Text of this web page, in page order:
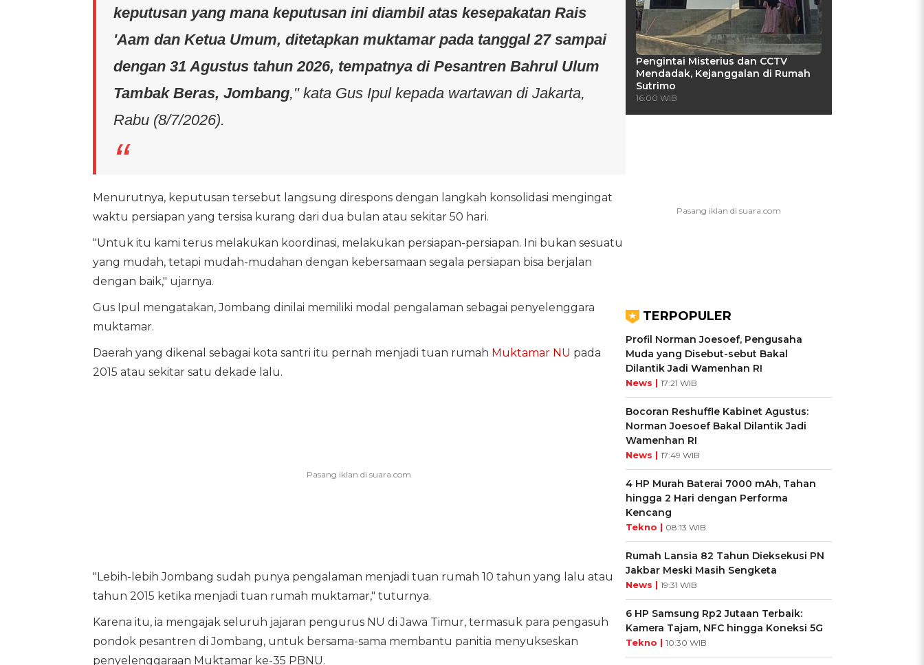
keputusan yang mana keputusan ini diambil atas kesepakatan Rais
'Aam dan Ketua Umum, ditetapkan muktamar pada tanggal 27 sampai
dengan 31 Agustus tahun 2026, tempatnya di Pesantren Bahrul Ulum
Tambak Beras, Jombang," kata Gus Ipul kepada wartawan di Jakarta,
Rabu (8/7/2026).
Menurutnya, keputusan tersebut langsung direspons dengan langkah konsolidasi mengingat
waktu persiapan yang tersisa kurang dari dua bulan atau sekitar 50 hari.
"Untuk itu kami terus melakukan koordinasi, melakukan persiapan-persiapan. Ini bukan sesuatu
yang mudah, tetapi mudah-mudahan dengan kebersamaan segala persiapan bisa berjalan
dengan baik," ujarnya.
Gus Ipul mengatakan, Jombang dinilai memiliki modal pengalaman sebagai penyelenggara
muktamar.
Daerah yang dikenal sebagai kota santri itu pernah menjadi tuan rumah Muktamar NU pada
2015 atau sekitar satu dekade lalu.
"Lebih-lebih Jombang sudah punya pengalaman menjadi tuan rumah 10 tahun yang lalu atau
tahun 2015 ketika menjadi tuan rumah muktamar," tuturnya.
Karena itu, ia mengajak seluruh jajaran pengurus NU di Jawa Timur, termasuk para pengasuh
pondok pesantren di Jombang, untuk bersama-sama membantu panitia menyukseskan
penyelenggaraan Muktamar ke-35 PBNU.
Pengintai Misterius dan CCTV
Mendadak, Kejanggalan di Rumah
Sutrimo
16:00 WIB
TERPOPULER
Profil Norman Joesoef, Pengusaha
Muda yang Disebut-sebut Bakal
Dilantik Jadi Wamenhan RI
News | 17:21 WIB
Bocoran Reshuffle Kabinet Agustus:
Norman Joesoef Bakal Dilantik Jadi
Wamenhan RI
News | 17:49 WIB
4 HP Murah Baterai 7000 mAh, Tahan
hingga 2 Hari dengan Performa
Kencang
Tekno | 08:13 WIB
Rumah Lansia 82 Tahun Dieksekusi PN
Jakbar Meski Masih Sengketa
News | 19:31 WIB
6 HP Samsung Rp2 Jutaan Terbaik:
Kamera Tajam, NFC hingga Koneksi 5G
Tekno | 10:30 WIB